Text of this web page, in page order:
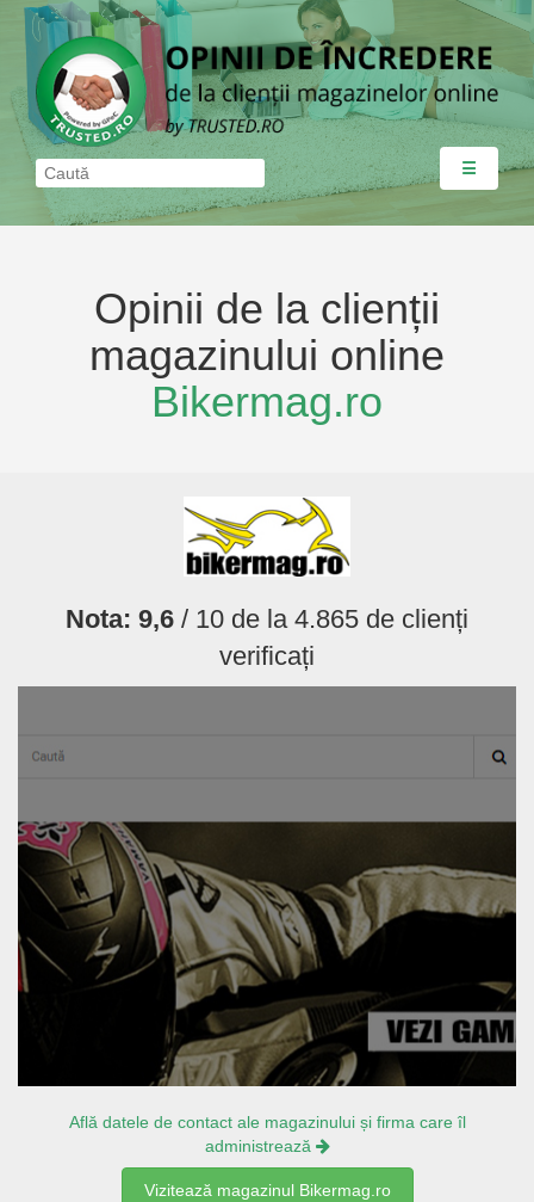
☰
Opinii de la clienții
magazinului online
Bikermag.ro
Nota: 9,6 / 10 de la 4.865 de clienți
verificați
Află datele de contact ale magazinului și firma care îl
administrează
Vizitează magazinul Bikermag.ro